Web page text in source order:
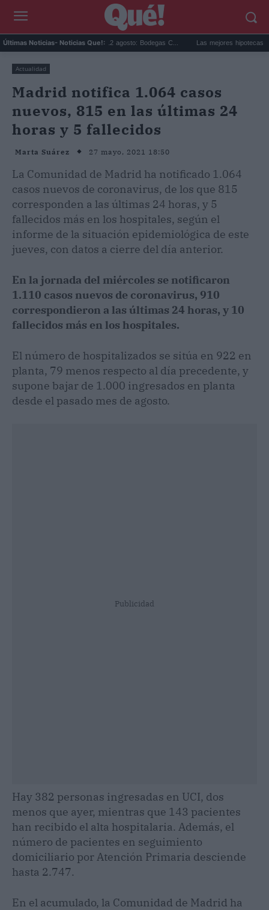
Últimas Noticias- Noticias Que!:
solar en Cariñena del 12 agosto: Bodegas C... Las mejores hipotecas de
Actualidad
Madrid notifica 1.064 casos
nuevos, 815 en las últimas 24
horas y 5 fallecidos
Marta Suárez 27 mayo, 2021 18:50
La Comunidad de Madrid ha notificado 1.064
casos nuevos de coronavirus, de los que 815
corresponden a las últimas 24 horas, y 5
fallecidos más en los hospitales, según el
informe de la situación epidemiológica de este
jueves, con datos a cierre del día anterior.
En la jornada del miércoles se notificaron
1.110 casos nuevos de coronavirus, 910
correspondieron a las últimas 24 horas, y 10
fallecidos más en los hospitales.
El número de hospitalizados se sitúa en 922 en
planta, 79 menos respecto al día precedente, y
supone bajar de 1.000 ingresados en planta
desde el pasado mes de agosto.
Publicidad
Hay 382 personas ingresadas en UCI, dos
menos que ayer, mientras que 143 pacientes
han recibido el alta hospitalaria. Además, el
número de pacientes en seguimiento
domiciliario por Atención Primaria desciende
hasta 2.747.
En el acumulado, la Comunidad de Madrid ha